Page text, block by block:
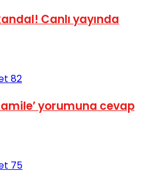
Canlı yayında
82
yorumuna cevap
75